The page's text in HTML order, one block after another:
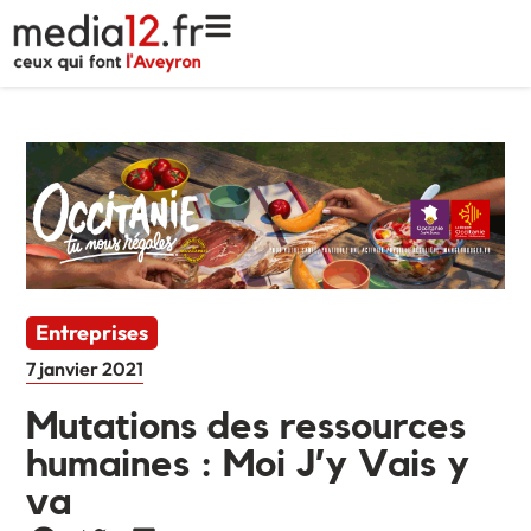
Entreprises
7 janvier 2021
Mutations des ressources
humaines : Moi J’y Vais y
va